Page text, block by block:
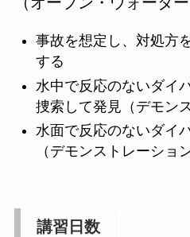
事故を想定し、対処方
する
水中で反応のないダイ
捜索して発見（デモン
水面で反応のないダイ
（デモンストレーション
講習日数